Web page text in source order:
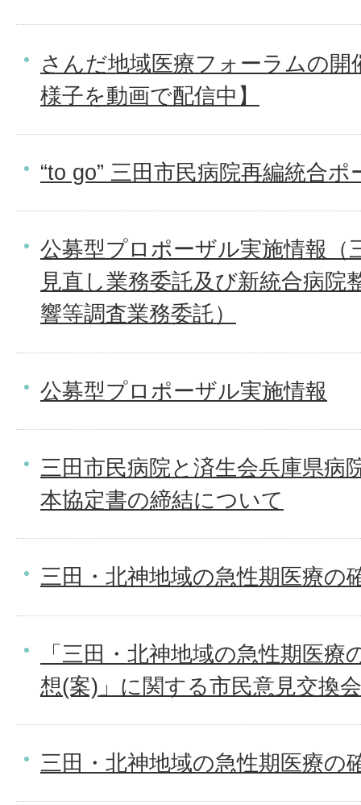
さんだ地域医療フォーラムの
様子を動画で配信中】
“to go” 三田市民病院再編統合
公募型プロポーザル実施情報（
見直し業務委託及び新統合病院
響等調査業務委託）
公募型プロポーザル実施情報
三田市民病院と済生会兵庫県病
本協定書の締結について
三田・北神地域の急性期医療の
「三田・北神地域の急性期医
想(案)」に関する市民意見交換
三田・北神地域の急性期医療の